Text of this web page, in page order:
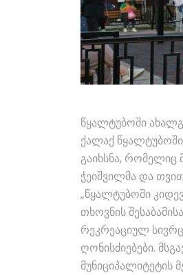
წყალტუბოში
ქალაქ
გაიხსნა, რომელიც
ჭეიშვილმა და
„წყალტუბოში
თხოვნის
რეკრეაციულ
ღონისძიებები.
მუნიციპალიტეტის